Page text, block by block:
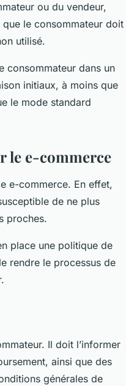
ou du vendeur,
le consommateur doit
utilisé.
consommateur dans un
initiaux, à moins que
le mode standard
le e-commerce
e-commerce. En effet,
de ne plus
proches.
place une politique de
rendre le processus de
Il doit l’informer
ainsi que des
générales de